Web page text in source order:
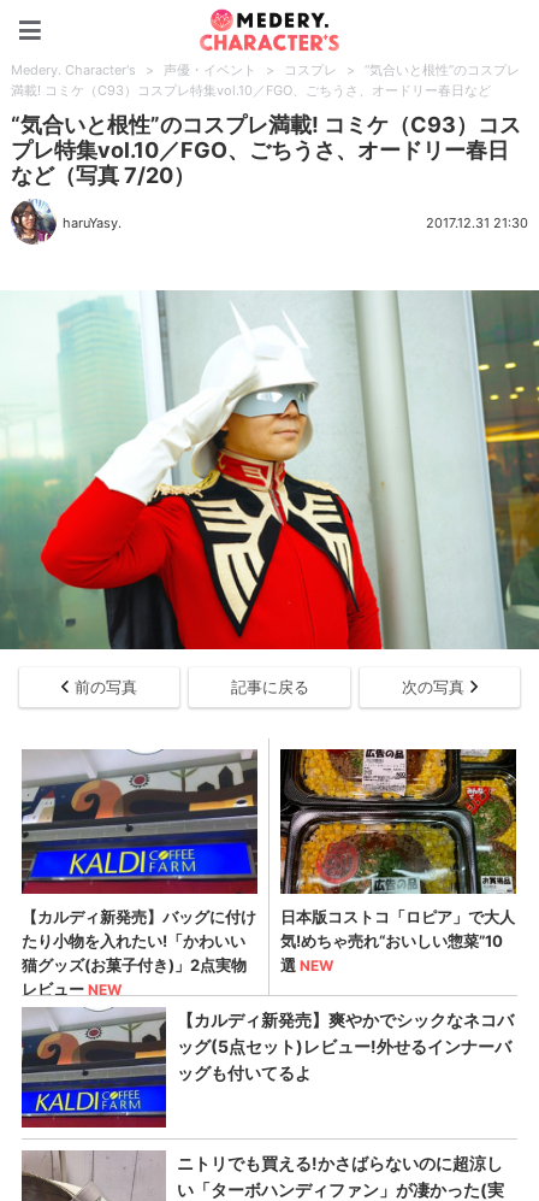
Medery. Character's > 声優・イベント > コスプレ >
“気合いと根性”のコスプレ
満載! コミケ（C93）コスプレ特集vol.10／FGO、ごちうさ、オードリー春日など
“気合いと根性”のコスプレ満載! コミケ（C93）コス
プレ特集vol.10／FGO、ごちうさ、オードリー春日
など（写真 7/20）
haruYasy. 2017.12.31 21:30
前の写真 記事に戻る 次の写真